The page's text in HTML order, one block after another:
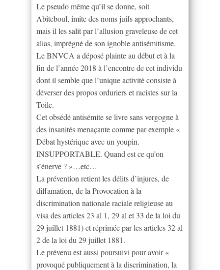
Le pseudo même qu’il se donne, soit
Abiteboul, imite des noms juifs approchants,
mais il les salit par l’allusion graveleuse de cet
alias, imprégné de son ignoble antisémitisme.
Le BNVCA a déposé plainte au début et à la
fin de l’année 2018 à l’encontre de cet individu
dont il semble que l’unique activité consiste à
déverser des propos orduriers et racistes sur la
Toile.
Cet obsédé antisémite se livre sans vergogne à
des insanités menaçante comme par exemple «
Débat hystérique avec un youpin.
INSUPPORTABLE. Quand est ce qu’on
s’énerve ? »…etc…
La prévention retient les délits d’injures, de
diffamation, de la Provocation à la
discrimination nationale raciale religieuse au
visa des articles 23 al 1, 29 al et 33 de la loi du
29 juillet 1881) et réprimée par les articles 32 al
2 de la loi du 29 juillet 1881.
Le prévenu est aussi poursuivi pour avoir «
provoqué publiquement à la discrimination, la